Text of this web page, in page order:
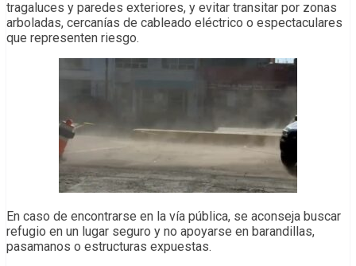
tragaluces y paredes exteriores, y evitar transitar por zonas
arboladas, cercanías de cableado eléctrico o espectaculares
que representen riesgo.
En caso de encontrarse en la vía pública, se aconseja buscar
refugio en un lugar seguro y no apoyarse en barandillas,
pasamanos o estructuras expuestas.